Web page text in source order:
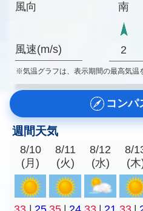
風向
風速(m/s)
南
2
※気温グラフは、表示期間の最高気温
コンパ
週間天気
8/10
(月)
8/11
(火)
8/12
(水)
8/
(木